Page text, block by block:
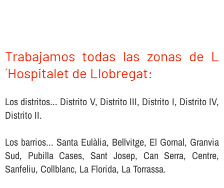
Trabajamos todas las zonas de L
´Hospitalet de Llobregat:
Los distritos... Distrito V, Distrito III, Distrito I, Distrito IV,
Distrito II.
Los barrios... Santa Eulàlia, Bellvitge, El Gornal, Granvia
Sud, Pubilla Cases, Sant Josep, Can Serra, Centre,
Sanfeliu, Collblanc, La Florida, La Torrassa.